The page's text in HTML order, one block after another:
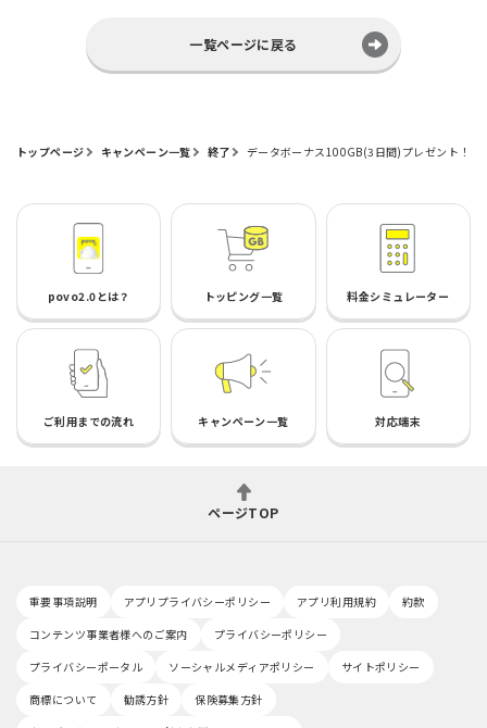
一覧ページに戻る
トップページ キャンペーン一覧 終了 データボーナス100GB(3日間)プレゼント！
povo2.0とは？ トッピング一覧 料金シミュレーター
ご利用までの流れ キャンペーン一覧 対応端末
ページTOP
重要事項説明 アプリプライバシーポリシー アプリ利用規約
約款
コンテンツ事業者様へのご案内
プライバシーポリシー
プライバシーポータル
ソーシャルメディアポリシー
サイトポリシー
商標について
勧誘方針
保険募集方針